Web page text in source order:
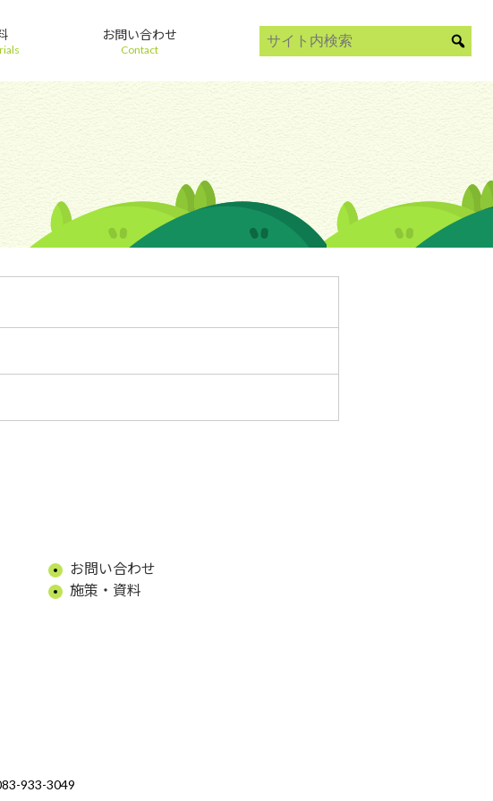
お問い合わせ
Contact
お問い合わせ
施策・資料
933-3049